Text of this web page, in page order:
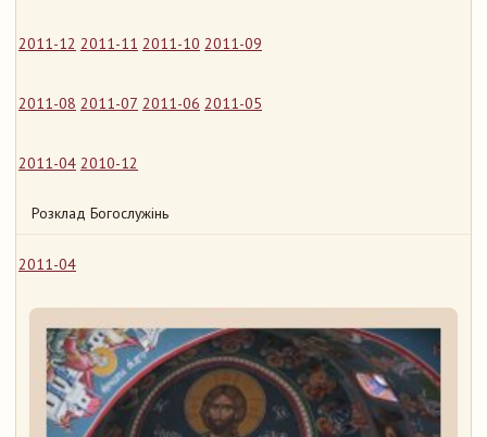
2011-12 2011-11 2011-10 2011-09
2011-08 2011-07 2011-06 2011-05
2011-04 2010-12
Розклад Богослужінь
2011-04